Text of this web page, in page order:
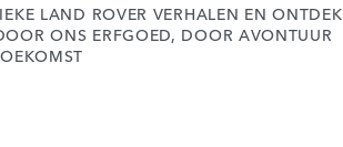
LAND ROVER VERHALEN EN ONTDEK
ONS ERFGOED, DOOR AVONTUUR